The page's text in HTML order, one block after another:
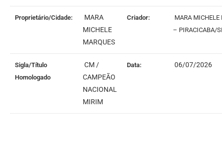
Proprietário/Cidade:
MARA
MICHELE
MARQUES
Criador:
MARA MICHELE
– PIRACICABA/
Sigla/Título
Homologado
CM /
CAMPEÃO
NACIONAL
MIRIM
Data: 06/07/2026